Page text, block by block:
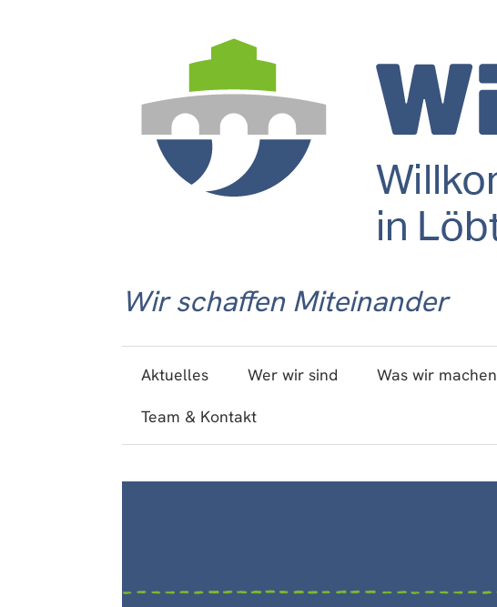
Wir schaffen Miteinander
Aktuelles Wer wir sind Was wir machen
Team & Kontakt